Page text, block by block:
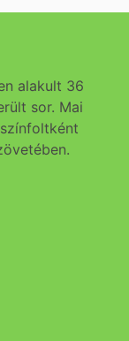
alakult 36
sor. Mai